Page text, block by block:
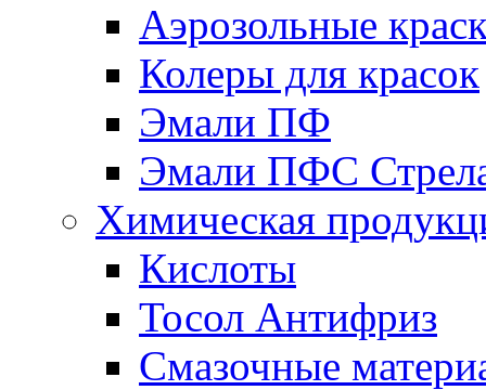
Аэрозольные
Колеры для красок
Эмали ПФ
Эмали ПФС
Химическая
Кислоты
Тосол Антифриз
Смазочные